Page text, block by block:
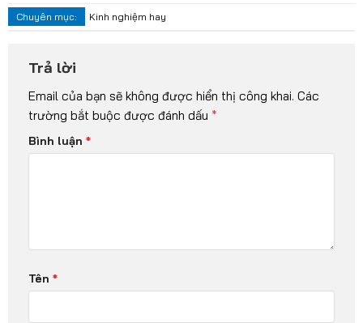
Chuyên mục: Kinh nghiệm hay
Trả lời
Email của bạn sẽ không được hiển thị công khai. Các
trường bắt buộc được đánh dấu *
Bình luận *
Tên *